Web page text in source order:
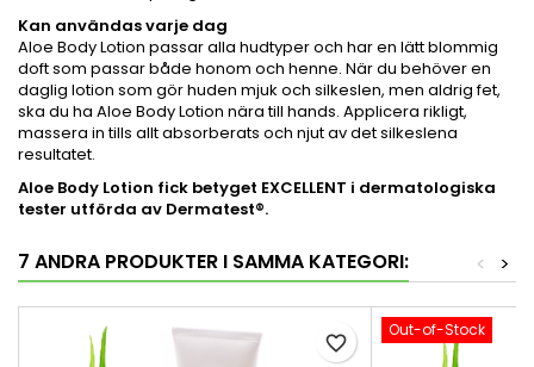
Kan användas varje dag
Aloe Body Lotion passar alla hudtyper och har en lätt blommig
doft som passar både honom och henne. När du behöver en
daglig lotion som gör huden mjuk och silkeslen, men aldrig fet,
ska du ha Aloe Body Lotion nära till hands. Applicera rikligt,
massera in tills allt absorberats och njut av det silkeslena
resultatet.
Aloe Body Lotion fick betyget EXCELLENT i dermatologiska
tester utförda av Dermatest®.
7 ANDRA PRODUKTER I SAMMA KATEGORI: >
<
favorite_border
Out-of-Stock